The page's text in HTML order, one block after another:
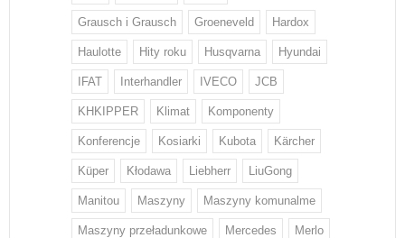
Grausch i Grausch Groeneveld Hardox
Haulotte Hity roku Husqvarna Hyundai
IFAT Interhandler IVECO JCB
KHKIPPER Klimat Komponenty
Konferencje Kosiarki Kubota Kärcher
Küper Kłodawa Liebherr LiuGong
Manitou Maszyny Maszyny komunalme
Maszyny przeładunkowe Mercedes Merlo